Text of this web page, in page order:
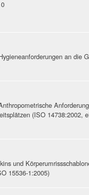
an die
(ISO 14738:2002,
und
15536-1:2005)